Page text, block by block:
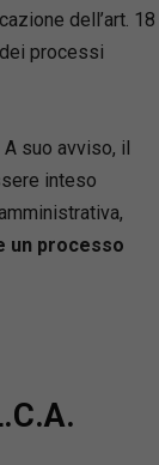
dell’art. 18
processi
suo avviso, il
inteso
un processo